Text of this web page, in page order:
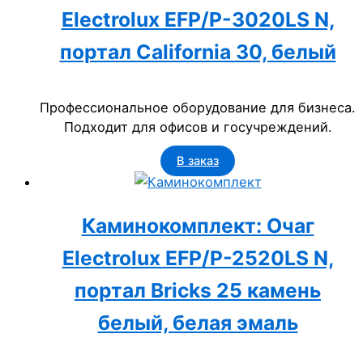
Electrolux EFP/P-3020LS N,
портал California 30, белый
Профессиональное оборудование для бизнеса.
Подходит для офисов и госучреждений.
В заказ
Каминокомплект: Очаг
Electrolux EFP/P-2520LS N,
портал Bricks 25 камень
белый, белая эмаль